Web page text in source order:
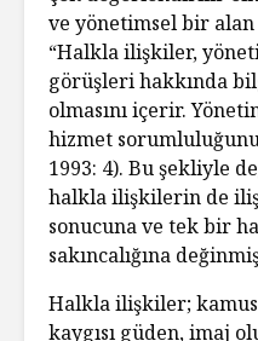
ve yönetimsel bir
“Halkla ilişkiler,
görüşleri hakkında
olmasını içerir.
hizmet
1993: 4). Bu şekliyle
halkla ilişkilerin de
sonucuna ve tek bir
sakıncalığına
Halkla ilişkiler;
kaygısı güden, imaj